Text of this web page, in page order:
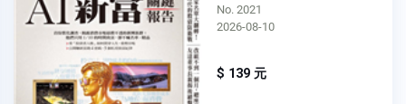
No. 2021
2026-08-10
$ 139 元